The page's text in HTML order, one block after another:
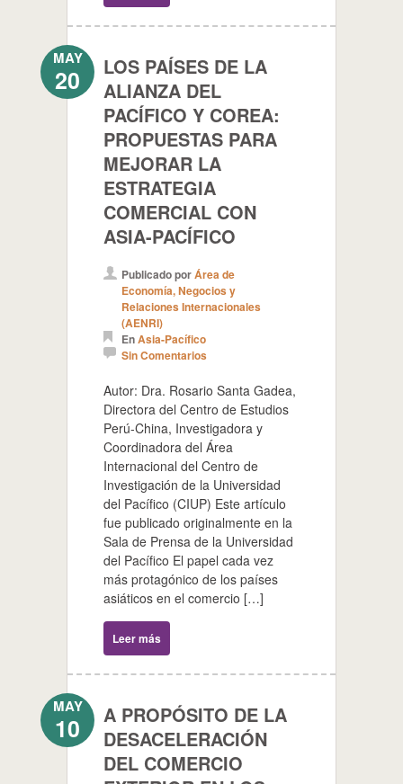
MAY
20
LOS PAÍSES DE LA
ALIANZA DEL
PACÍFICO Y COREA:
PROPUESTAS PARA
MEJORAR LA
ESTRATEGIA
COMERCIAL CON
ASIA-PACÍFICO
Publicado porÁrea de
Economía, Negocios y
Relaciones Internacionales
(AENRI)
EnAsia-Pacífico
Sin Comentarios
Autor: Dra. Rosario Santa Gadea,
Directora del Centro de Estudios
Perú-China, Investigadora y
Coordinadora del Área
Internacional del Centro de
Investigación de la Universidad
del Pacífico (CIUP) Este artículo
fue publicado originalmente en la
Sala de Prensa de la Universidad
del Pacífico El papel cada vez
más protagónico de los países
asiáticos en el comercio […]
Leer más
MAY
10
A PROPÓSITO DE LA
DESACELERACIÓN
DEL COMERCIO